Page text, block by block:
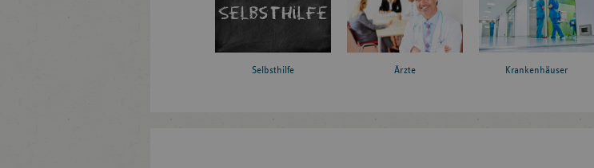
Selbsthilfe Ärzte Krankenhäuser